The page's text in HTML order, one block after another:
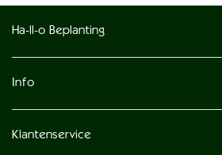
Ha-ll-o Beplanting
Info
Klantenservice